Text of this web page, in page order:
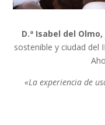
D.ª Isabel del Olmo,
sostenible y ciudad del
«La experiencia de